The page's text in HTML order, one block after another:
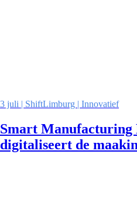
3 juli | ShiftLimburg | Innovatief
Smart Manufacturing
digitaliseert de